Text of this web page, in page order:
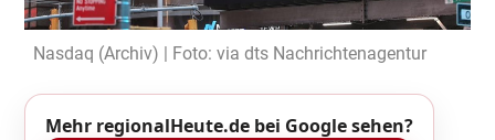
Nasdaq (Archiv) | Foto: via dts Nachrichtenagentur
Mehr regionalHeute.de bei Google sehen?